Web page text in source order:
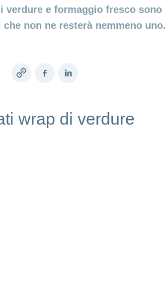
e formaggio fresco
non ne resterà nemmeno
Copy
FacebookLinkedIn
wrap di verdure